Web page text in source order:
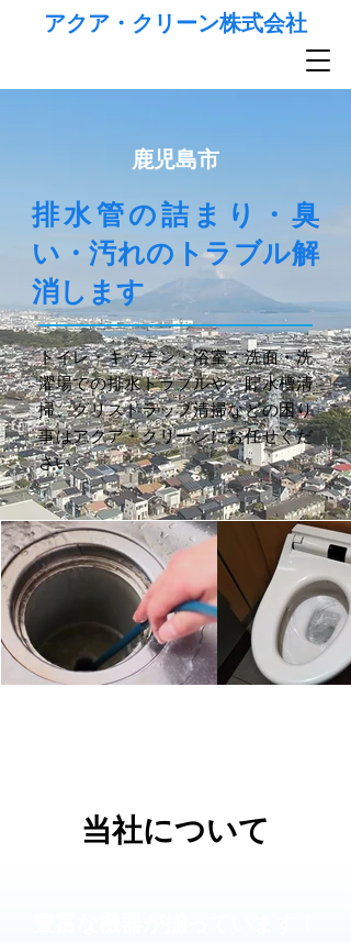
アクア・クリーン株式会社
鹿児島市
排水管の詰まり・臭
い・汚れのトラブル解
消します
トイレ・キッチン・浴室・洗面・洗
濯場での排水トラブルや、貯水槽清
掃、グリストラップ清掃などの困り
事はアクア・クリーンにお任せくだ
さい。
当社について